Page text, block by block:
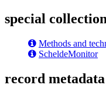
special
Methods and
ScheldeMonitor
record metadata